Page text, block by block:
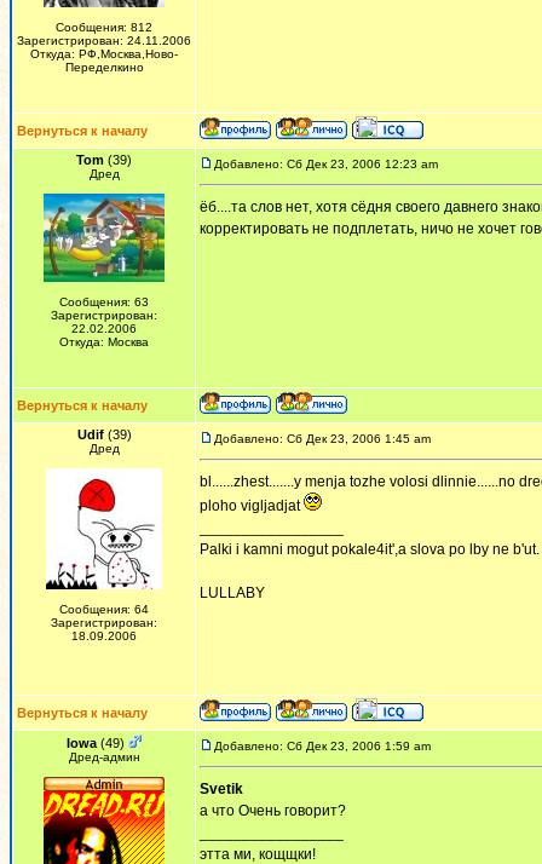
Сообщения: 812
Зарегистрирован: 24.11.2006
Откуда: РФ,Москва,Ново-
Переделкино
Вернуться к началу
Tom (39)
Дред
Сообщения: 63
Зарегистрирован:
22.02.2006
Откуда: Москва
Добавлено: Сб Дек 23, 2006 12:23 am
ёб....та слов нет, хотя сёдня своего давнего
корректировать не подплетать, ничо не хочет
Вернуться к началу
Udif(39)
Дред
Сообщения: 64
Зарегистрирован:
18.09.2006
Добавлено: Сб Дек 23, 2006 1:45 am
bl......zhest.......y menja tozhe volosi dlinnie......no
ploho vigljadjat
Palki i kamni mogut pokale4it',a slova po lby ne b'ut.
LULLABY
Вернуться к началу
Iowa (49)
Дред-админ
Добавлено: Сб Дек 23, 2006 1:59 am
Svetik
а что Очень говорит?
этта ми, кощщки!